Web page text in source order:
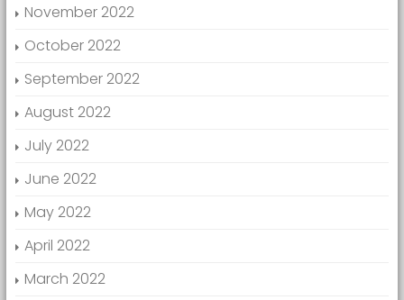
November 2022
October 2022
September 2022
August 2022
July 2022
June 2022
May 2022
April 2022
March 2022